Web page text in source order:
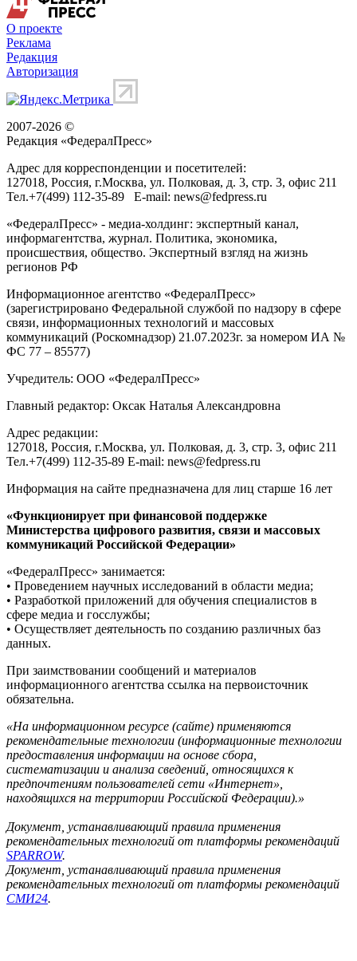
О проекте
Реклама
Редакция
Авторизация
2007-2026 ©
Редакция «ФедералПресс»
Адрес для корреспонденции и посетителей:
127018, Россия, г.Москва, ул. Полковая, д. 3, стр. 3, офис 211
Тел.+7(499) 112-35-89 E-mail: news@fedpress.ru
«ФедералПресс» - медиа-холдинг: экспертный канал,
информагентства, журнал. Политика, экономика,
происшествия, общество. Экспертный взгляд на жизнь
регионов РФ
Информационное агентство «ФедералПресс»
(зарегистрировано Федеральной службой по надзору в сфере
связи, информационных технологий и массовых
коммуникаций (Роскомнадзор) 21.07.2023г. за номером ИА №
ФС 77 – 85577)
Учредитель: ООО «ФедералПресс»
Главный редактор: Оксак Наталья Александровна
Адрес редакции:
127018, Россия, г.Москва, ул. Полковая, д. 3, стр. 3, офис 211
Тел.+7(499) 112-35-89 E-mail: news@fedpress.ru
Информация на сайте предназначена для лиц старше 16 лет
«Функционирует при финансовой поддержке
Министерства цифрового развития, связи и массовых
коммуникаций Российской Федерации»
«ФедералПресс» занимается:
• Проведением научных исследований в области медиа;
• Разработкой приложений для обучения специалистов в
сфере медиа и госслужбы;
• Осуществляет деятельность по созданию различных баз
данных.
При заимствовании сообщений и материалов
информационного агентства ссылка на первоисточник
обязательна.
«На информационном ресурсе (сайте) применяются
рекомендательные технологии (информационные технологии
предоставления информации на основе сбора,
систематизации и анализа сведений, относящихся к
предпочтениям пользователей сети «Интернет»,
находящихся на территории Российской Федерации).»
Документ, устанавливающий правила применения
рекомендательных технологий от платформы рекомендаций
SPARROW.
Документ, устанавливающий правила применения
рекомендательных технологий от платформы рекомендаций
СМИ24.